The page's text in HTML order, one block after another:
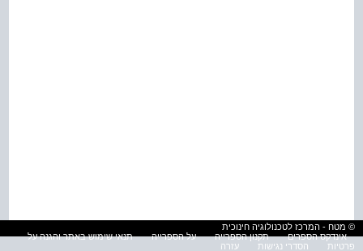
© מטח - המרכז לטכנולוגיה חינוכית
אינדקס הספרים
תקנון הספרייה על הספרייה
תנאי שימוש באתר והגנה על
פרטיות
הסדרי נגישות עזרה